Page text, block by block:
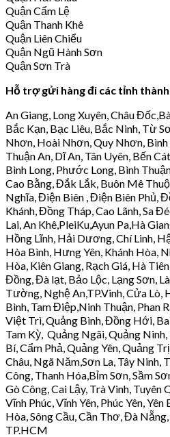
Quận Cẩm Lệ
Quận Thanh Khê
Quận Liên Chiểu
Quận Ngũ Hành Sơn
Quận Sơn Trà
Hỗ trợ gửi hàng đi các tỉnh
An Giang, Long Xuyên, Châu
Bắc Kạn, Bạc Liêu, Bắc Ninh, Từ
Nhơn, Hoài Nhơn, Quy Nhơn,
Thuận An, Dĩ An, Tân Uyên, Bến
Bình Long, Phước Long, Bình
Cao Bằng, Đắk Lắk, Buôn Mê
Nghĩa, Điện Biên , Điện Biên Phủ,
Khánh, Đồng Tháp, Cao Lãnh, Sa
Lai, An Khê,PleiKu,Ayun Pa,Hà
Hồng Lĩnh, Hải Dương, Chí Linh,
Hòa Bình, Hưng Yên, Khánh Hòa,
Hòa, Kiên Giang, Rạch Giá, Hà
Đồng, Đà lạt, Bảo Lộc, Lạng Sơn,
Tường, Nghệ An,TP.Vinh, Cửa Lò,
Bình, Tam Điệp,Ninh Thuận, Phan
Việt Trì, Quảng Bình, Đồng Hới,
Tam Kỳ, Quảng Ngãi, Quảng
Bí, Cẩm Phả, Quảng Yên, Quảng
Châu, Ngã Năm,Sơn La, Tây Ninh,
Công, Thanh Hóa,Bỉm Sơn, Sầm
Gò Công, Cai Lậy, Trà Vinh, Tuyên
Vĩnh Phúc, Vĩnh Yên, Phúc Yên,
Hòa, Sông Cầu, Cần Thơ, Đà
TP.HCM